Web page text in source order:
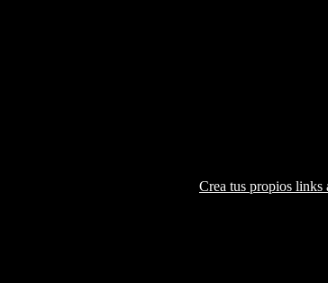
Crea tus propios links